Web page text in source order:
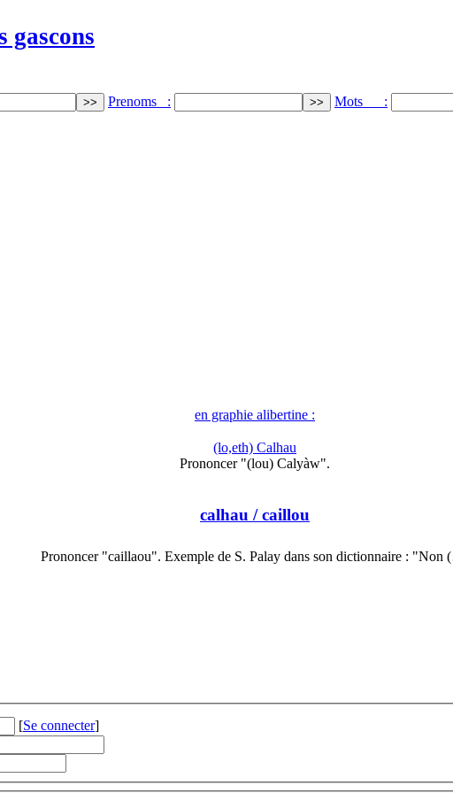
gascons
Prenoms : Mots :
en graphie alibertine :
(lo,eth) Calhau
Prononcer "(lou) Calyàw".
calhau / caillou
Prononcer "caillaou". Exemple de S. Palay dans son dictionnaire : "Non
[Se connecter]